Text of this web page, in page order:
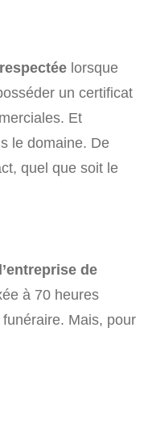
lorsque
un certificat
Et
le domaine. De
quel que soit le
de
à 70 heures
Mais, pour